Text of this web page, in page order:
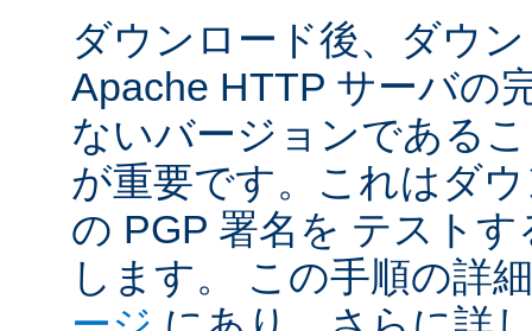
ダウンロード後、ダウ
Apache HTTP サーバの
ないバージョンである
が重要です。これはダ
の PGP 署名を テスト
します。 この手順の詳